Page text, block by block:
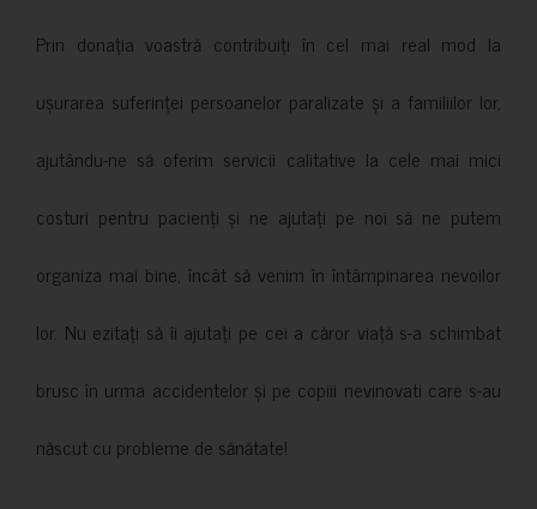
Prin donația voastră contribuiți în cel mai real mod la
ușurarea suferinței persoanelor paralizate și a familiilor lor,
ajutându-ne să oferim servicii calitative la cele mai mici
costuri pentru pacienți și ne ajutați pe noi să ne putem
organiza mai bine, încât să venim în întâmpinarea nevoilor
lor. Nu ezitați să îi ajutați pe cei a căror viață s-a schimbat
brusc în urma accidentelor și pe copiii nevinovati care s-au
născut cu probleme de sănătate!